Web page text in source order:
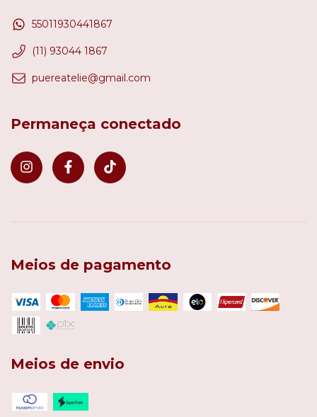
55011930441867
(11) 93044 1867
puereatelie@gmail.com
Permaneça conectado
Meios de pagamento
Meios de envio